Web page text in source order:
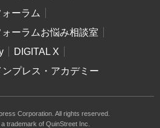
ーラム
ーラムお悩み相談室
DIGITAL X
ンプレス・アカデミー
Corporation. All rights reserved.
trademark of QuinStreet Inc.